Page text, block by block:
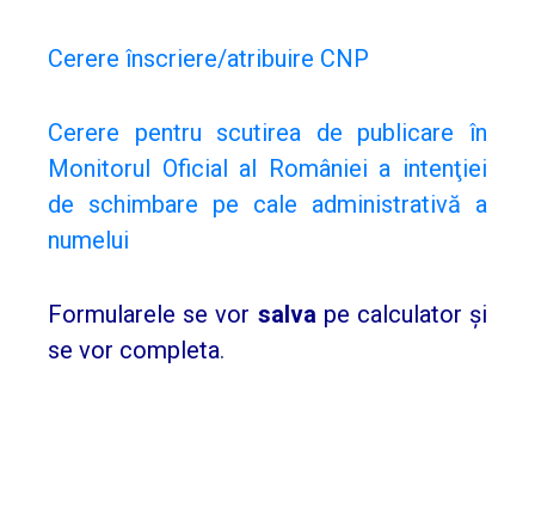
CIVILĂ
Cerere înscriere/atribuire CNP
Cerere pentru scutirea de publicare în
Monitorul Oficial al României a intenţiei
de schimbare pe cale administrativă a
numelui
Formularele se vor salva pe calculator şi
se vor completa.